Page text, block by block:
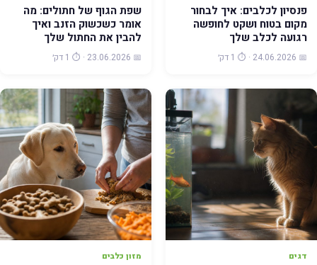
פנסיון לכלבים: איך לבחור
מקום בטוח ושקט לחופשה
רגועה לכלב שלך
📅 24.06.2026 · ⏱️ 1 דק׳
שפת הגוף של חתולים: מה
אומר כשכשוק הזנב ואיך
להבין את החתול שלך
📅 23.06.2026 · ⏱️ 1 דק׳
דגים מזון כלבים